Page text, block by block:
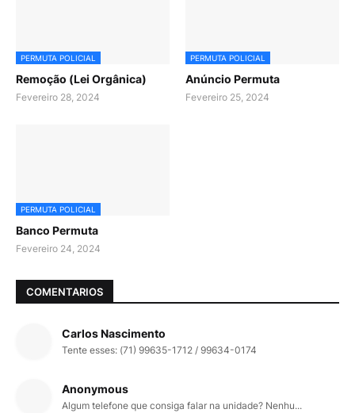
PERMUTA POLICIAL
Remoção (Lei Orgânica)
Fevereiro 28, 2024
PERMUTA POLICIAL
Anúncio Permuta
Fevereiro 25, 2024
PERMUTA POLICIAL
Banco Permuta
Fevereiro 24, 2024
COMENTARIOS
Carlos Nascimento
Tente esses: (71) 99635-1712 / 99634-0174
Anonymous
Algum telefone que consiga falar na unidade? Nenhu...